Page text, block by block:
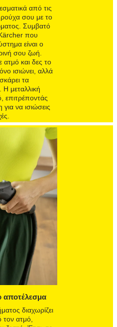
από τις
ρούχα σου με το
Συμβατό
που
είναι ο
σου ζωή.
και δες το
ισιώνει, αλλά
τα
μεταλλική
επιτρέποντάς
να ισιώσεις
αποτέλεσμα
διαχωρίζει
τον ατμό,